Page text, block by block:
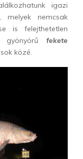
igazi
melyek nemcsak
is felejthetetlen
gyönyörű fekete
közé.